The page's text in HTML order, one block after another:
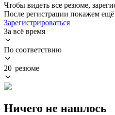
Чтобы видеть все резюме,
После регистрации покажем
Зарегистрироваться
За всё время
По соответствию
20 резюме
Ничего не нашлось